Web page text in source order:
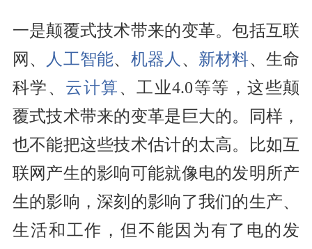
一是颠覆式技术带来的变革。包括互联
网、
人工智能、 机器人 、 新材料、生命
科学、 云计算、工业4.0等等，这些颠
覆式技术带来的变革是巨大的。同样，
也不能把这些技术估计的太高。比如互
联网产生的影响可能就像电的发明所产
生的影响，深刻的影响了我们的生产、
生活和工作，但不能因为有了电的发